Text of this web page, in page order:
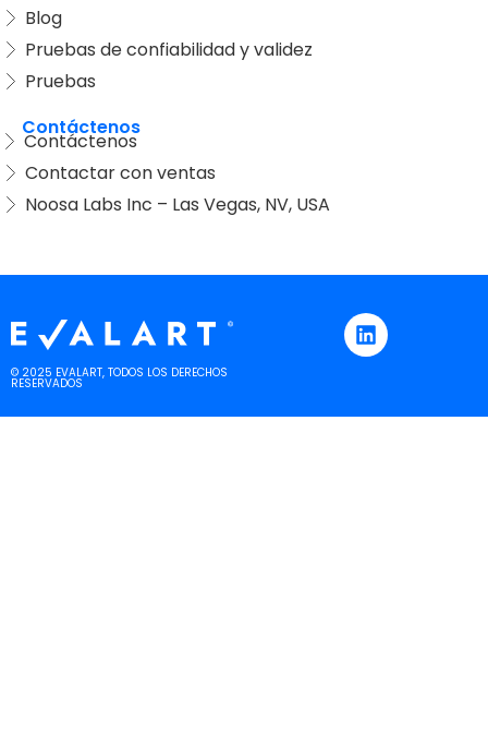
Blog
Pruebas de confiabilidad y validez
Pruebas
Contáctenos
Contáctenos
Contactar con ventas
Noosa Labs Inc – Las Vegas, NV, USA
© 2025 EVALART, TODOS LOS DERECHOS
RESERVADOS